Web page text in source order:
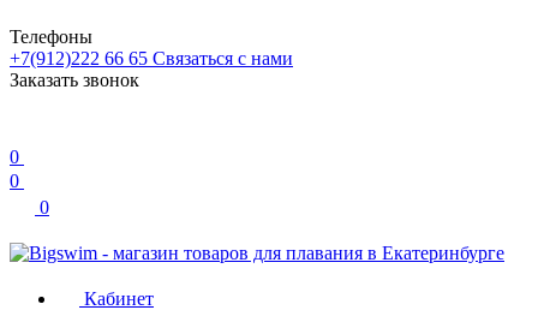
Телефоны
+7(912)222 66 65 Связаться с нами
Заказать звонок
0
0
0
Кабинет